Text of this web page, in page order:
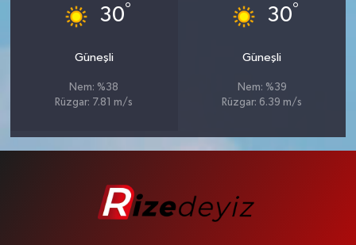
30°
Güneşli
Nem: %38
Rüzgar: 7.81 m/s
30°
Güneşli
Nem: %39
Rüzgar: 6.39 m/s